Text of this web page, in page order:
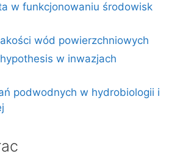
w funkcjonowaniu środowisk
wód powierzchniowych
w inwazjach
podwodnych w hydrobiologii i